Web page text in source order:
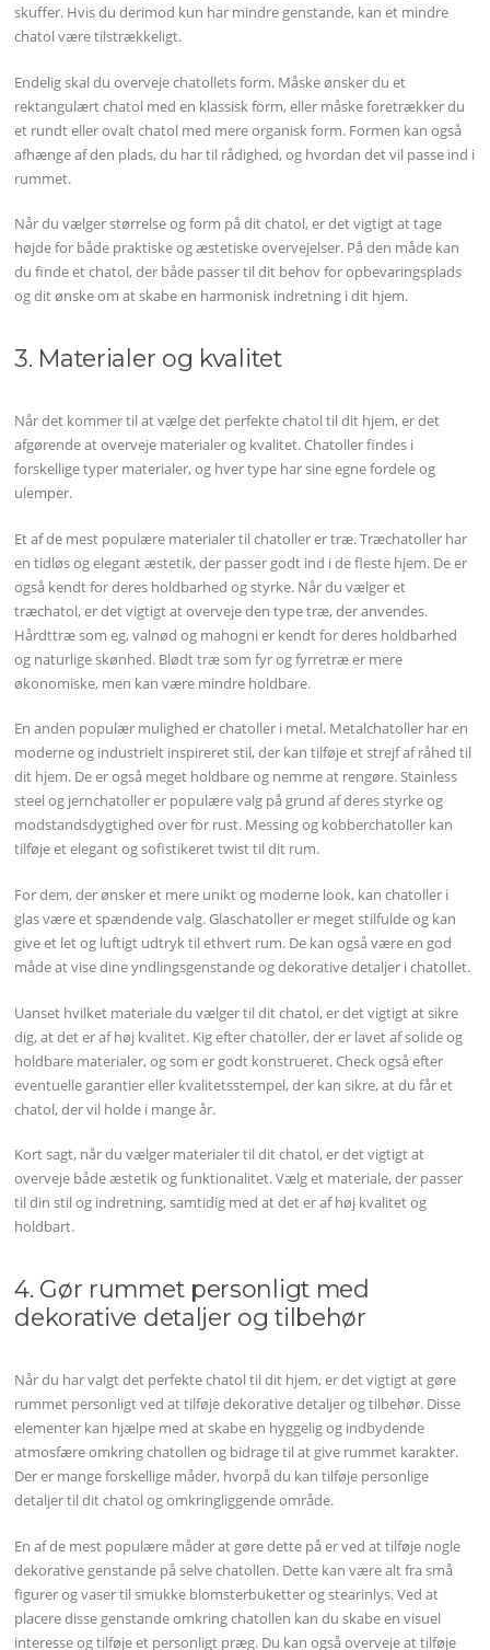
skuffer. Hvis du derimod kun har mindre genstande, kan et mindre
chatol være tilstrækkeligt.
Endelig skal du overveje chatollets form. Måske ønsker du et
rektangulært chatol med en klassisk form, eller måske foretrækker du
et rundt eller ovalt chatol med mere organisk form. Formen kan også
afhænge af den plads, du har til rådighed, og hvordan det vil passe ind i
rummet.
Når du vælger størrelse og form på dit chatol, er det vigtigt at tage
højde for både praktiske og æstetiske overvejelser. På den måde kan
du finde et chatol, der både passer til dit behov for opbevaringsplads
og dit ønske om at skabe en harmonisk indretning i dit hjem.
3. Materialer og kvalitet
Når det kommer til at vælge det perfekte chatol til dit hjem, er det
afgørende at overveje materialer og kvalitet. Chatoller findes i
forskellige typer materialer, og hver type har sine egne fordele og
ulemper.
Et af de mest populære materialer til chatoller er træ. Træchatoller har
en tidløs og elegant æstetik, der passer godt ind i de fleste hjem. De er
også kendt for deres holdbarhed og styrke. Når du vælger et
træchatol, er det vigtigt at overveje den type træ, der anvendes.
Hårdttræ som eg, valnød og mahogni er kendt for deres holdbarhed
og naturlige skønhed. Blødt træ som fyr og fyrretræ er mere
økonomiske, men kan være mindre holdbare.
En anden populær mulighed er chatoller i metal. Metalchatoller har en
moderne og industrielt inspireret stil, der kan tilføje et strejf af råhed til
dit hjem. De er også meget holdbare og nemme at rengøre. Stainless
steel og jernchatoller er populære valg på grund af deres styrke og
modstandsdygtighed over for rust. Messing og kobberchatoller kan
tilføje et elegant og sofistikeret twist til dit rum.
For dem, der ønsker et mere unikt og moderne look, kan chatoller i
glas være et spændende valg. Glaschatoller er meget stilfulde og kan
give et let og luftigt udtryk til ethvert rum. De kan også være en god
måde at vise dine yndlingsgenstande og dekorative detaljer i chatollet.
Uanset hvilket materiale du vælger til dit chatol, er det vigtigt at sikre
dig, at det er af høj kvalitet. Kig efter chatoller, der er lavet af solide og
holdbare materialer, og som er godt konstrueret. Check også efter
eventuelle garantier eller kvalitetsstempel, der kan sikre, at du får et
chatol, der vil holde i mange år.
Kort sagt, når du vælger materialer til dit chatol, er det vigtigt at
overveje både æstetik og funktionalitet. Vælg et materiale, der passer
til din stil og indretning, samtidig med at det er af høj kvalitet og
holdbart.
4. Gør rummet personligt med
dekorative detaljer og tilbehør
Når du har valgt det perfekte chatol til dit hjem, er det vigtigt at gøre
rummet personligt ved at tilføje dekorative detaljer og tilbehør. Disse
elementer kan hjælpe med at skabe en hyggelig og indbydende
atmosfære omkring chatollen og bidrage til at give rummet karakter.
Der er mange forskellige måder, hvorpå du kan tilføje personlige
detaljer til dit chatol og omkringliggende område.
En af de mest populære måder at gøre dette på er ved at tilføje nogle
dekorative genstande på selve chatollen. Dette kan være alt fra små
figurer og vaser til smukke blomsterbuketter og stearinlys. Ved at
placere disse genstande omkring chatollen kan du skabe en visuel
interesse og tilføje et personligt præg. Du kan også overveje at tilføje